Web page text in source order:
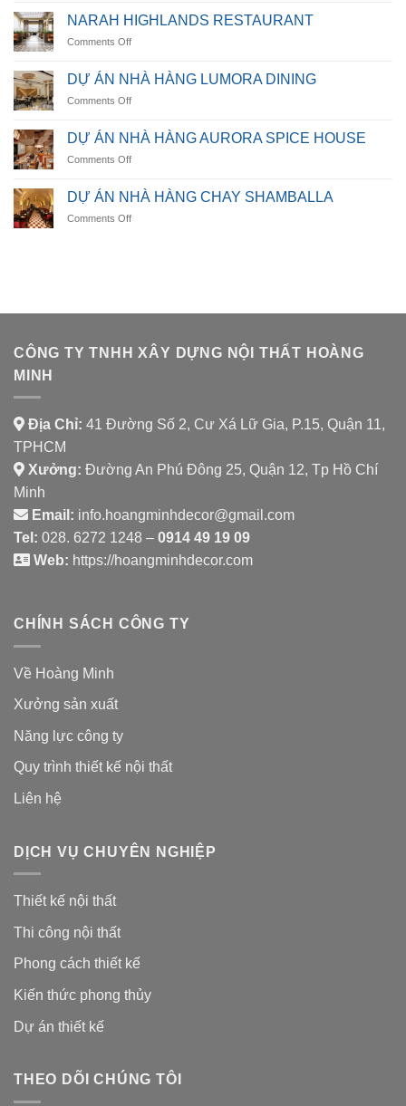
LUMIÈRE
RESIDENCE
NARAH HIGHLANDS RESTAURANT
Comments Offon
HIGHLANDS
RESTAURANT
DỰ ÁN NHÀ HÀNG LUMORA DINING
Comments Offon
ÁN
NHÀ
HÀNG
DINING
DỰ ÁN NHÀ HÀNG AURORA SPICE HOUSE
Comments Offon
ÁN
NHÀ
HÀNG
DỰ ÁN NHÀ HÀNG CHAY SHAMBALLA
Comments Offon
CÔNG TY TNHH XÂY DỰNG NỘI THẤT HOÀNG
MINH
Địa Chỉ: 41 Đường Số 2, Cư Xá Lữ Gia, P.15, Quận 11,
TPHCM
Xưởng: Đường An Phú Đông 25, Quận 12, Tp Hồ Chí
Minh
Email: info.hoangminhdecor@gmail.com
Tel: 028. 6272 1248 – 0914 49 19 09
Web: https://hoangminhdecor.com
CHÍNH SÁCH CÔNG TY
Về Hoàng Minh
Xưởng sản xuất
Năng lực công ty
Quy trình thiết kế nội thất
Liên hệ
DỊCH VỤ CHUYÊN NGHIỆP
Thiết kế nội thất
Thi công nội thất
Phong cách thiết kế
Kiến thức phong thủy
Dự án thiết kế
THEO DÕI CHÚNG TÔI